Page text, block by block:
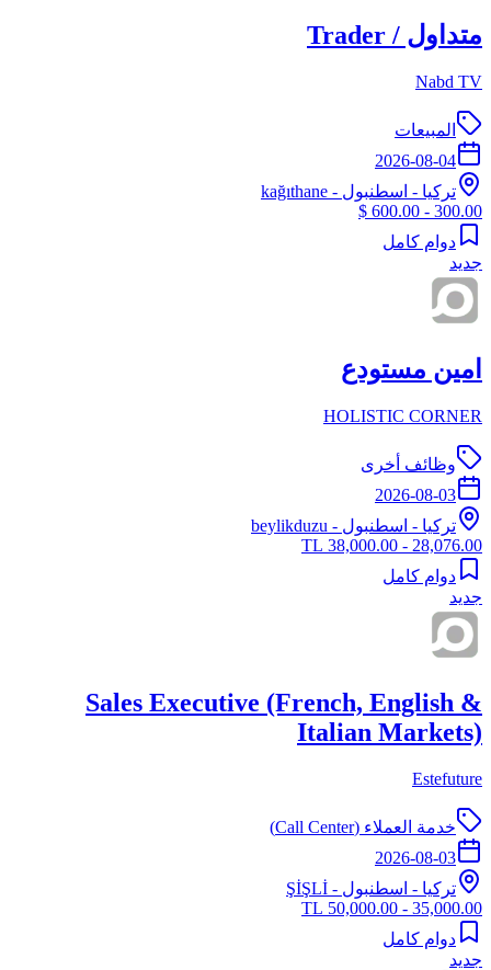
متداول / Trader
Nabd TV
المبيعات
2026-08-04
تركيا - اسطنبول - kağıthane
300.00 - 600.00 $
دوام كامل
جديد
امين مستودع
HOLISTIC CORNER
وظائف أخرى
2026-08-03
تركيا - اسطنبول - beylikduzu
28,076.00 - 38,000.00 TL
دوام كامل
جديد
Sales Executive (French, English &
Italian Markets)
Estefuture
خدمة العملاء (Call Center)
2026-08-03
تركيا - اسطنبول - ŞİŞLİ
35,000.00 - 50,000.00 TL
دوام كامل
جديد